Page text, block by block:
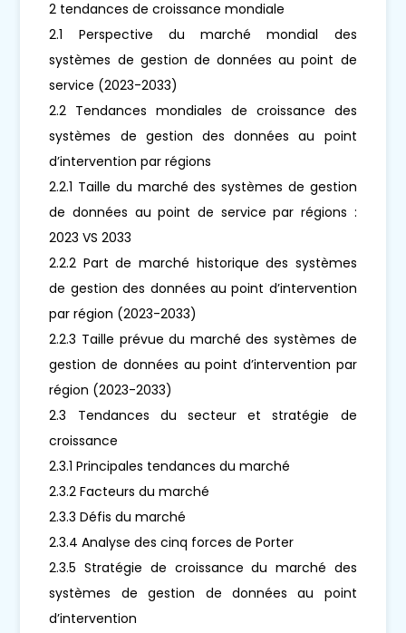
2 tendances de croissance mondiale
2.1 Perspective du marché mondial des
systèmes de gestion de données au point de
service (2023-2033)
2.2 Tendances mondiales de croissance des
systèmes de gestion des données au point
d’intervention par régions
2.2.1 Taille du marché des systèmes de gestion
de données au point de service par régions :
2023 VS 2033
2.2.2 Part de marché historique des systèmes
de gestion des données au point d’intervention
par région (2023-2033)
2.2.3 Taille prévue du marché des systèmes de
gestion de données au point d’intervention par
région (2023-2033)
2.3 Tendances du secteur et stratégie de
croissance
2.3.1 Principales tendances du marché
2.3.2 Facteurs du marché
2.3.3 Défis du marché
2.3.4 Analyse des cinq forces de Porter
2.3.5 Stratégie de croissance du marché des
systèmes de gestion de données au point
d’intervention